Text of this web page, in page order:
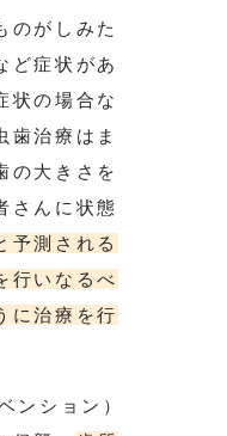
のがしみた
ど症状があ
状の場合な
歯治療はま
の大きさを
さんに状態
予測される
行いなるべ
に治療を行
ンション）